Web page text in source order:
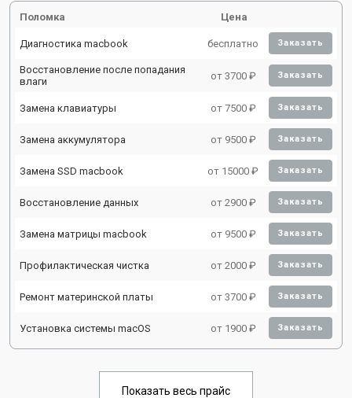
Поломка Цена
Диагностика macbook бесплатно Заказать
Восстановление после попадания
влаги
от 3700 ₽ Заказать
Замена клавиатуры от 7500 ₽ Заказать
Замена аккумулятора от 9500 ₽ Заказать
Замена SSD macbook от 15000 ₽ Заказать
Восстановление данных от 2900 ₽ Заказать
Замена матрицы macbook от 9500 ₽ Заказать
Профилактическая чистка от 2000 ₽ Заказать
Ремонт материнской платы от 3700 ₽ Заказать
Установка системы macOS от 1900 ₽ Заказать
Показать весь прайс